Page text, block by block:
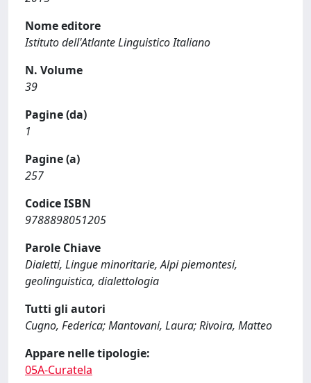
Nome editore
Istituto dell'Atlante Linguistico Italiano
N. Volume
39
Pagine (da)
1
Pagine (a)
257
Codice ISBN
9788898051205
Parole Chiave
Dialetti, Lingue minoritarie, Alpi piemontesi,
geolinguistica, dialettologia
Tutti gli autori
Cugno, Federica; Mantovani, Laura; Rivoira, Matteo
Appare nelle tipologie:
05A-Curatela